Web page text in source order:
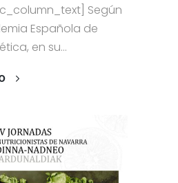
Según
Española de
en su...